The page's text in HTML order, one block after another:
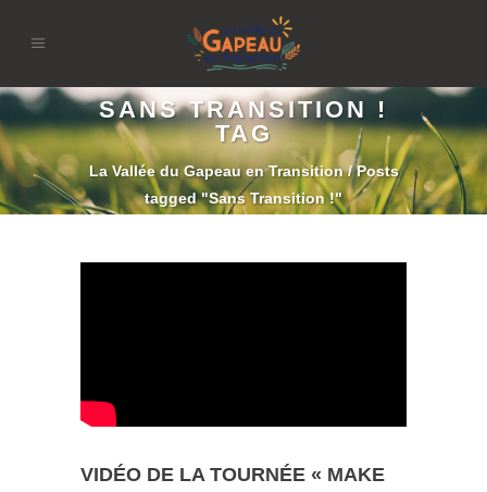
SANS TRANSITION !
TAG
La Vallée du Gapeau en Transition/Posts
tagged "Sans Transition !"
VIDÉO DE LA TOURNÉE « MAKE